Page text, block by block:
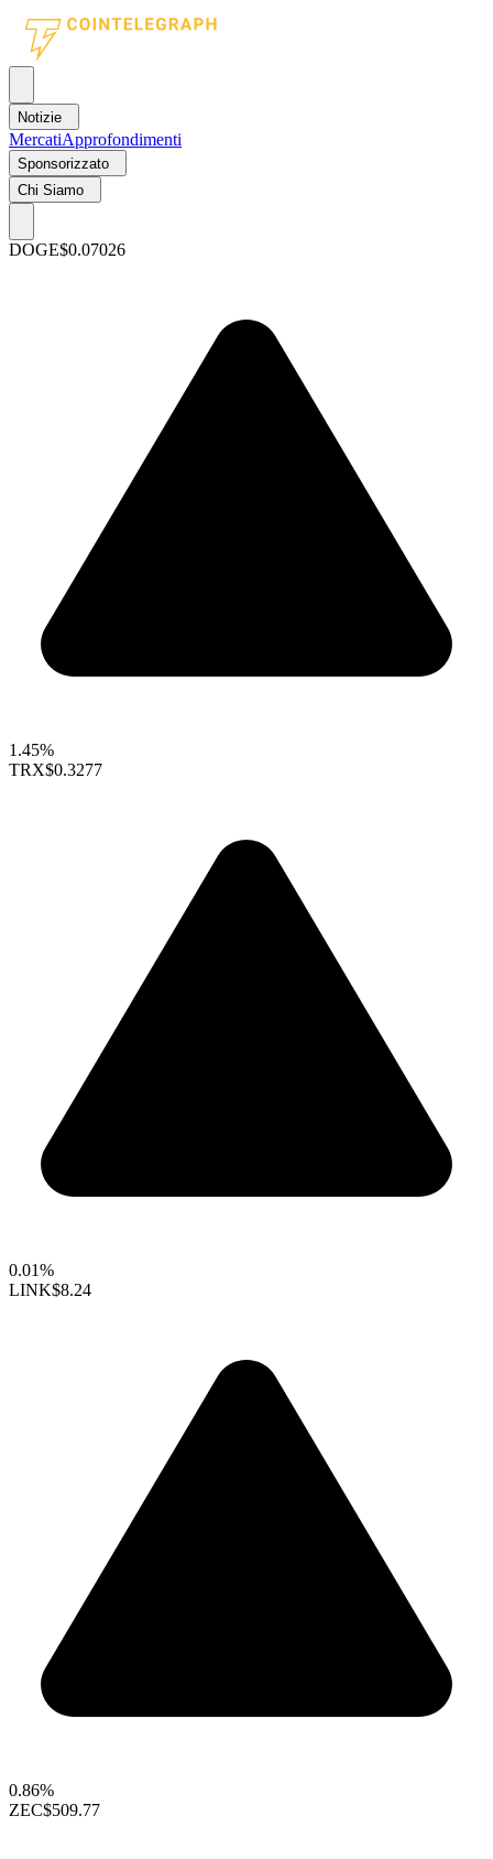
Notizie
MercatiApprofondimenti
Sponsorizzato
Chi Siamo
DOGE$0.07026
1.45%
TRX$0.3277
0.01%
LINK$8.24
0.86%
ZEC$509.77